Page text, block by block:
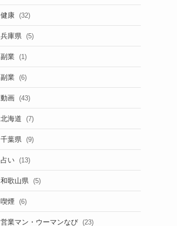
健康 (32)
兵庫県 (5)
副業 (1)
副業 (6)
動画 (43)
北海道 (7)
千葉県 (9)
占い (13)
和歌山県 (5)
喫煙 (6)
営業マン・ウーマンなび (23)